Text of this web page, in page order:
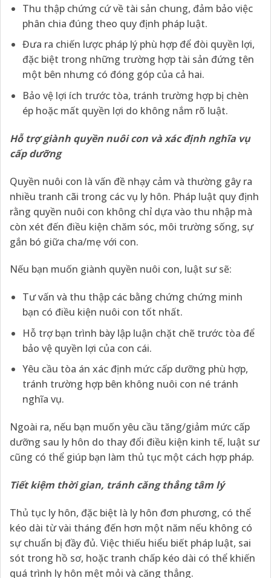
Thu thập chứng cứ về tài sản chung, đảm bảo việc
phân chia đúng theo quy định pháp luật.
Đưa ra chiến lược pháp lý phù hợp để đòi quyền lợi,
đặc biệt trong những trường hợp tài sản đứng tên
một bên nhưng có đóng góp của cả hai.
Bảo vệ lợi ích trước tòa, tránh trường hợp bị chèn
ép hoặc mất quyền lợi do không nắm rõ luật.
Hỗ trợ giành quyền nuôi con và xác định nghĩa vụ
cấp dưỡng
Quyền nuôi con là vấn đề nhạy cảm và thường gây ra
nhiều tranh cãi trong các vụ ly hôn. Pháp luật quy định
rằng quyền nuôi con không chỉ dựa vào thu nhập mà
còn xét đến điều kiện chăm sóc, môi trường sống, sự
gắn bó giữa cha/mẹ với con.
Nếu bạn muốn giành quyền nuôi con, luật sư sẽ:
Tư vấn và thu thập các bằng chứng chứng minh
bạn có điều kiện nuôi con tốt nhất.
Hỗ trợ bạn trình bày lập luận chặt chẽ trước tòa để
bảo vệ quyền lợi của con cái.
Yêu cầu tòa án xác định mức cấp dưỡng phù hợp,
tránh trường hợp bên không nuôi con né tránh
nghĩa vụ.
Ngoài ra, nếu bạn muốn yêu cầu tăng/giảm mức cấp
dưỡng sau ly hôn do thay đổi điều kiện kinh tế, luật sư
cũng có thể giúp bạn làm thủ tục một cách hợp pháp.
Tiết kiệm thời gian, tránh căng thẳng tâm lý
Thủ tục ly hôn, đặc biệt là ly hôn đơn phương, có thể
kéo dài từ vài tháng đến hơn một năm nếu không có
sự chuẩn bị đầy đủ. Việc thiếu hiểu biết pháp luật, sai
sót trong hồ sơ, hoặc tranh chấp kéo dài có thể khiến
quá trình ly hôn mệt mỏi và căng thẳng.